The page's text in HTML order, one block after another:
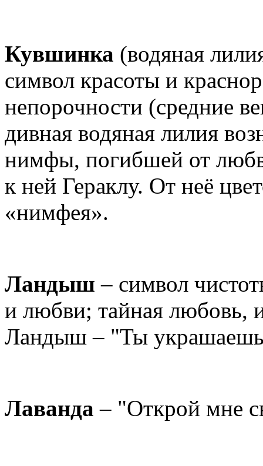
Кувшинка (водяная
символ красоты и
непорочности (средние
дивная водяная лилия
нимфы, погибшей от
к ней Гераклу. От неё
«нимфея».
Ландыш – символ
и любви; тайная любовь,
Ландыш – "Ты
Лаванда– "Открой мне